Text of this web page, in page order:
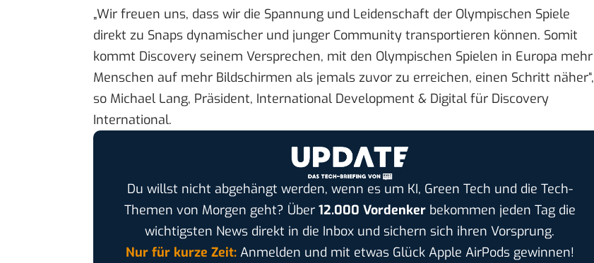
„Wir freuen uns, dass wir die Spannung und Leidenschaft der Olympischen Spiele
direkt zu Snaps dynamischer und junger Community transportieren können. Somit
kommt Discovery seinem Versprechen, mit den Olympischen Spielen in Europa mehr
Menschen auf mehr Bildschirmen als jemals zuvor zu erreichen, einen Schritt näher“,
so Michael Lang, Präsident, International Development & Digital für Discovery
International.
Du willst nicht abgehängt werden, wenn es um KI, Green Tech und die Tech-
Themen von Morgen geht? Über 12.000 Vordenkerbekommen jeden Tag die
wichtigsten News direkt in die Inbox und sichern sich ihren Vorsprung.
Nur für kurze Zeit:Anmelden und mit etwas Glück Apple AirPods gewinnen!